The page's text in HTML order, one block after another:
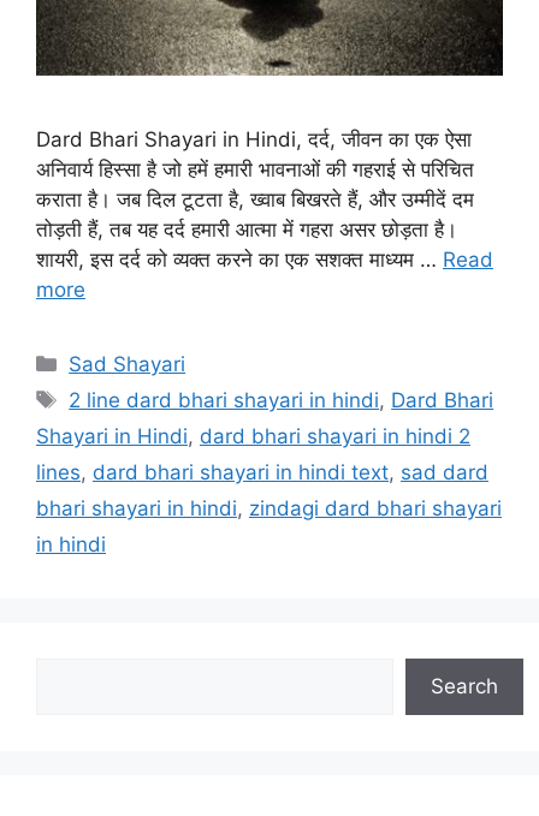
Dard Bhari Shayari in Hindi, दर्द, जीवन का एक ऐसा
अनिवार्य हिस्सा है जो हमें हमारी भावनाओं की गहराई से परिचित
कराता है। जब दिल टूटता है, ख्वाब बिखरते हैं, और उम्मीदें दम
तोड़ती हैं, तब यह दर्द हमारी आत्मा में गहरा असर छोड़ता है।
शायरी, इस दर्द को व्यक्त करने का एक सशक्त माध्यम … Read
more
Categories
Sad Shayari
Tags
2 line dard bhari shayari in hindi, Dard Bhari
Shayari in Hindi, dard bhari shayari in hindi 2
lines, dard bhari shayari in hindi text, sad dard
bhari shayari in hindi, zindagi dard bhari shayari
in hindi
Search